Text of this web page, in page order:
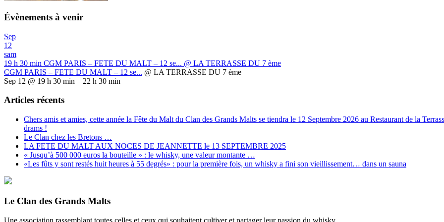
Évènements à venir
Sep
12
sam
19 h 30 min CGM PARIS – FETE DU MALT – 12 se... @ LA TERRASSE DU 7 ème
CGM PARIS – FETE DU MALT – 12 se... @ LA TERRASSE DU 7 ème
Sep 12 @ 19 h 30 min – 22 h 30 min
Articles récents
Chers amis et amies, cette année la Fête du Malt du Clan des Grands Malts se tiendra le 12 Septembre 2026 au Restaurant de la
drams !
Le Clan chez les Bretons …
LA FETE DU MALT AUX NOCES DE JEANNETTE le 13 SEPTEMBRE 2025
« Jusqu’à 500 000 euros la bouteille » : le whisky, une valeur montante …
«Les fûts y sont restés huit heures à 55 degrés» : pour la première fois, un whisky a fini son vieillissement… dans un sauna
Le Clan des Grands Malts
Une association rassemblant toutes celles et ceux qui souhaitent cultiver et partager leur passion du whisky